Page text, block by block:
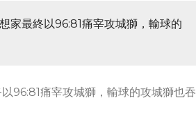
家最終以96:81痛宰攻城獅，輸球的
96:81痛宰攻城獅，輸球的攻城獅也吞